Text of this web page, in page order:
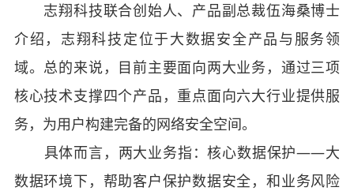
志翔科技联合创始人、产品副总裁伍海桑博士
介绍，志翔科技定位于大数据安全产品与服务领
域。总的来说，目前主要面向两大业务，通过三项
核心技术支撑四个产品，重点面向六大行业提供服
务，为用户构建完备的网络安全空间。
具体而言，两大业务指：核心数据保护――大
数据环境下，帮助客户保护数据安全，和业务风险